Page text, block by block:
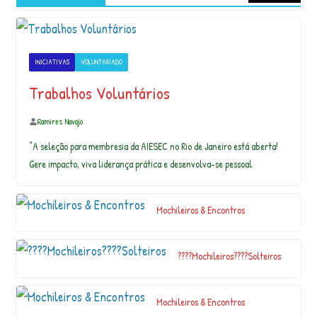
t
b
n
INICIATIVAS VOLUNTARIADO
Trabalhos Voluntários
Ramires Navajo
“A seleção para membresia da AIESEC no Rio de Janeiro está aberta!
Gere impacto, viva liderança prática e desenvolva-se pessoal
Mochileiros & Encontros
????Mochileiros????Solteiros
Mochileiros & Encontros